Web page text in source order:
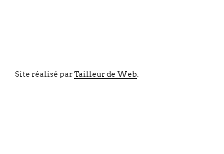
Site réalisé parTailleur de Web.